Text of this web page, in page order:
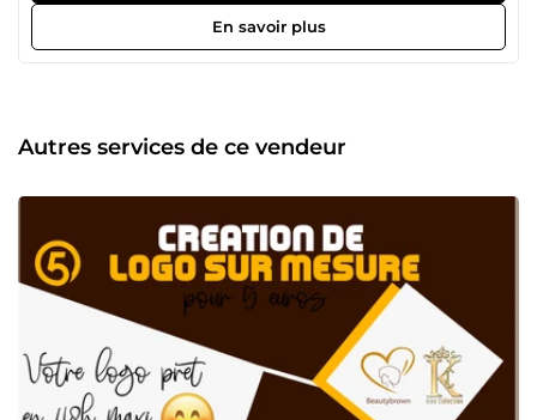
En savoir plus
Autres services de ce vendeur